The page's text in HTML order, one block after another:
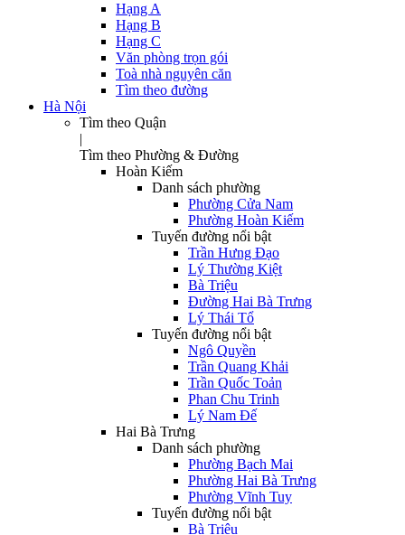
Hạng A
Hạng B
Hạng C
Văn phòng trọn gói
Toà nhà nguyên căn
Tìm theo đường
Hà Nội
Tìm theo Quận
|
Tìm theo Phường & Đường
Hoàn Kiếm
Danh sách phường
Phường Cửa Nam
Phường Hoàn Kiếm
Tuyến đường nổi bật
Trần Hưng Đạo
Lý Thường Kiệt
Bà Triệu
Đường Hai Bà Trưng
Lý Thái Tổ
Tuyến đường nổi bật
Ngô Quyền
Trần Quang Khải
Trần Quốc Toản
Phan Chu Trinh
Lý Nam Đế
Hai Bà Trưng
Danh sách phường
Phường Bạch Mai
Phường Hai Bà Trưng
Phường Vĩnh Tuy
Tuyến đường nổi bật
Bà Triệu